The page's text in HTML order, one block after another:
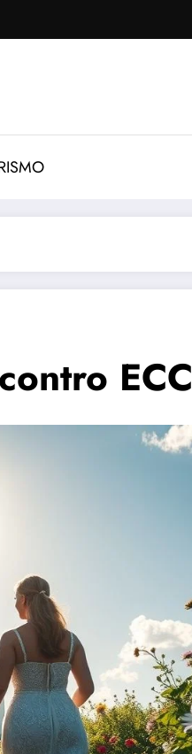
ECC